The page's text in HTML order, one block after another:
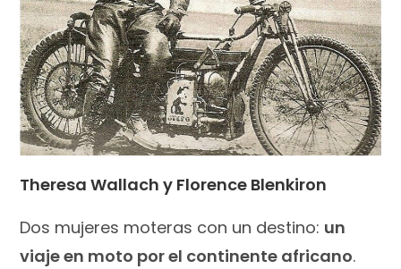
Theresa Wallach y Florence Blenkiron
Dos mujeres moteras con un destino: un
viaje en moto por el continente africano.